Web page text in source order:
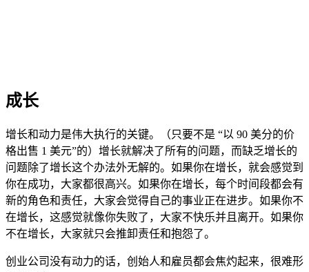
成长
增长和动力是伟大执行的关键。（只要不是 “以 90 美分的价
格出售 1 美元”的）增长就解决了所有的问题，而缺乏增长的
问题除了增长这个办法外无解的。如果你在增长，就会感觉到
你在成功，大家都很高兴。如果你在增长，每个时间段都会有
新的角色和责任，大家会觉得自己的事业正在进步。如果你不
在增长，这感觉就像你失败了，大家不快乐并且离开。如果你
不在增长，大家就只会推卸责任和抱怨了。
创业公司没有动力的话，创始人和雇员都会焦灼起来，很难形